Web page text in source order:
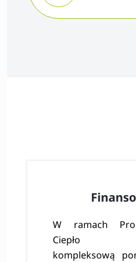
W ramach
Ciepło
kompleksową